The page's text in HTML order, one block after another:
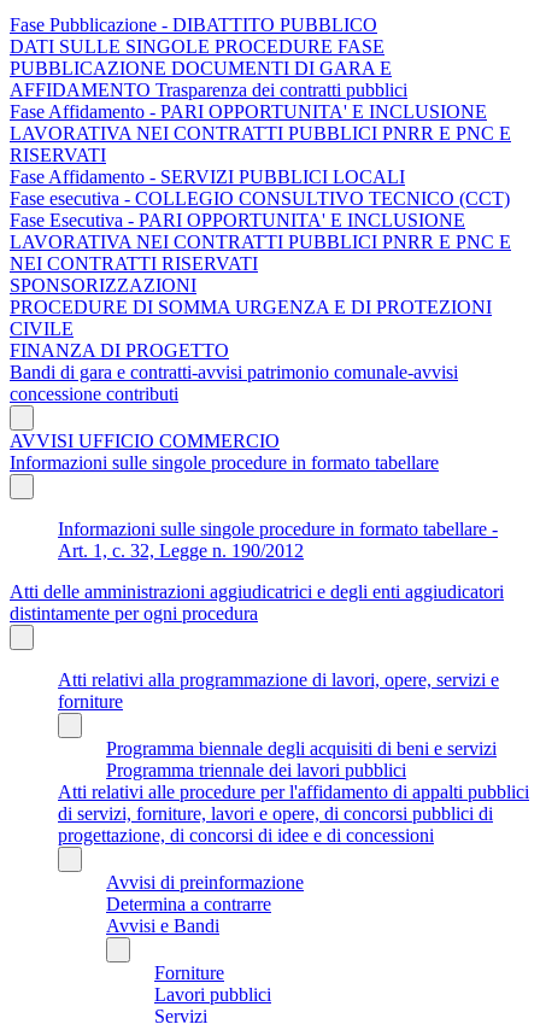
Fase Pubblicazione - DIBATTITO PUBBLICO
DATI SULLE SINGOLE PROCEDURE FASE
PUBBLICAZIONE DOCUMENTI DI GARA E
AFFIDAMENTO Trasparenza dei contratti pubblici
Fase Affidamento - PARI OPPORTUNITA' E INCLUSIONE
LAVORATIVA NEI CONTRATTI PUBBLICI PNRR E PNC E
RISERVATI
Fase Affidamento - SERVIZI PUBBLICI LOCALI
Fase esecutiva - COLLEGIO CONSULTIVO TECNICO (CCT)
Fase Esecutiva - PARI OPPORTUNITA' E INCLUSIONE
LAVORATIVA NEI CONTRATTI PUBBLICI PNRR E PNC E
NEI CONTRATTI RISERVATI
SPONSORIZZAZIONI
PROCEDURE DI SOMMA URGENZA E DI PROTEZIONI
CIVILE
FINANZA DI PROGETTO
Bandi di gara e contratti-avvisi patrimonio comunale-avvisi
concessione contributi
AVVISI UFFICIO COMMERCIO
Informazioni sulle singole procedure in formato tabellare
Informazioni sulle singole procedure in formato tabellare -
Art. 1, c. 32, Legge n. 190/2012
Atti delle amministrazioni aggiudicatrici e degli enti aggiudicatori
distintamente per ogni procedura
Atti relativi alla programmazione di lavori, opere, servizi e
forniture
Programma biennale degli acquisiti di beni e servizi
Programma triennale dei lavori pubblici
Atti relativi alle procedure per l'affidamento di appalti pubblici
di servizi, forniture, lavori e opere, di concorsi pubblici di
progettazione, di concorsi di idee e di concessioni
Avvisi di preinformazione
Determina a contrarre
Avvisi e Bandi
Forniture
Lavori pubblici
Servizi